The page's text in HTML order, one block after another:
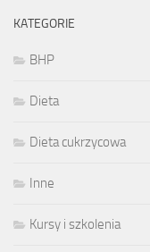
KATEGORIE
BHP
Dieta
Dieta cukrzycowa
Inne
Kursy i szkolenia